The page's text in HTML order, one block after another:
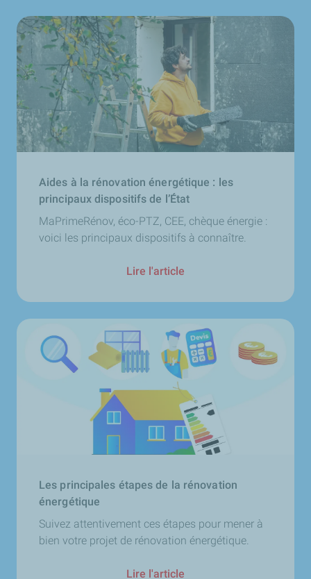
Aides à la rénovation énergétique : les
principaux dispositifs de l’État
MaPrimeRénov, éco-PTZ, CEE, chèque énergie :
voici les principaux dispositifs à connaître.
Lire l'article
Les principales étapes de la rénovation
énergétique
Suivez attentivement ces étapes pour mener à
bien votre projet de rénovation énergétique.
Lire l'article